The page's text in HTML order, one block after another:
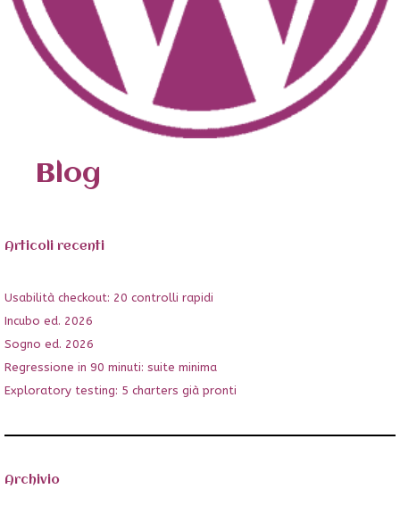
Blog
Articoli recenti
Usabilità checkout: 20 controlli rapidi
Incubo ed. 2026
Sogno ed. 2026
Regressione in 90 minuti: suite minima
Exploratory testing: 5 charters già pronti
Archivio